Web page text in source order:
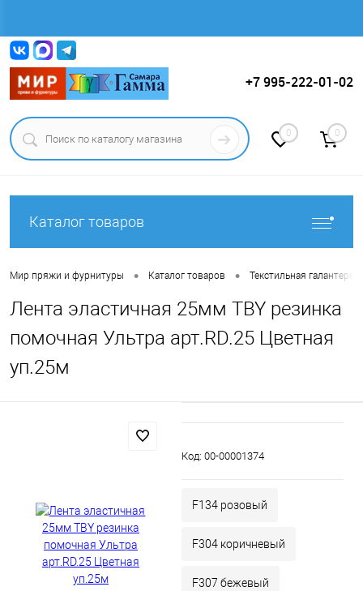
+7 995-222-01-02
0 0
Каталог товаров
Мир пряжи и фурнитуры • Каталог товаров • Текстильная
Лента эластичная 25мм TBY резинка
помочная Ультра арт.RD.25 Цветная
уп.25м
Код: 00-00001374
F134 розовый
F304 коричневый
F307 бежевый